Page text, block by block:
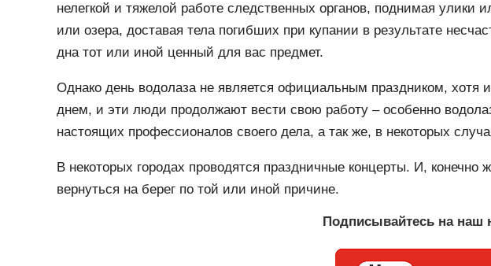
нелегкой и тяжелой работе следственных органов, поднимая
или озера, доставая тела погибших при купании в результате
дна тот или иной ценный для вас предмет.
Однако день водолаза не является официальным праздником, хотя
днем, и эти люди продолжают вести свою работу – особенно
настоящих профессионалов своего дела, а так же, в некоторых
В некоторых городах проводятся праздничные концерты. И,
вернуться на берег по той или иной причине.
Подписывайтесь на наш